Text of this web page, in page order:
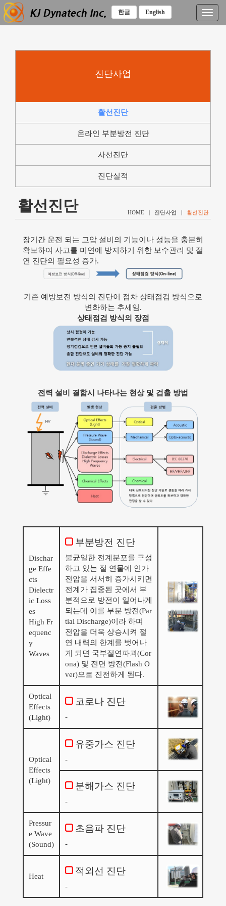
한글 English
T
o
i
a
i
n
진단사업
활선진단
온라인 부분방전 진단
사선진단
진단실적
활선진단 HOME | 진단사업 | 활선진단
장기간 운전 되는 고압 설비의 기능이나 성능을 충분히
확보하여 사고를 미연에 방지하기 위한 보수관리 및 절
연 진단의 필요성 증가.
기존 예방보전 방식의 진단이 점차 상태점검 방식으로
변화하는 추세임.
상태점검 방식의 장점
전력 설비 결함시 나타나는 현상 및 검출 방법
Dischar
ge Effe
cts
Dielectr
ic Loss
es
High Fr
equenc
y
Waves
부분방전 진단
불균일한 전계분포를 구성
하고 있는 절 연물에 인가
전압을 서서히 증가시키면
전계가 집중된 곳에서 부
분적으로 방전이 일어나게
되는데 이를 부분 방전(Par
tial Discharge)이라 하며
전압을 더욱 상승시켜 절
연 내력의 한계를 벗어나
게 되면 국부절연파괴(Cor
ona) 및 전면 방전(Flash O
ver)으로 진전하게 된다.
Optical
Effects
(Light)
코로나 진단
-
Optical
Effects
(Light)
유중가스 진단
-
분해가스 진단
-
Pressur
e Wave
(Sound)
초음파 진단
-
Heat 적외선 진단
-